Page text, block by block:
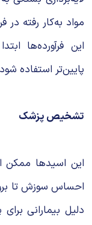
مواد به‌کار رفته در
این فرآورده‌ها
پایین‌تر استفاده
تشخیص پزشک
این اسیدها
احساس سوزش تا
دلیل بیمارانی